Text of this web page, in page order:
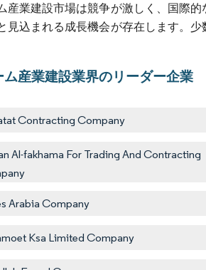
産業建設市場は競争が激しく、国際
見込まれる成長機会が存在します。
ム産業建設業界のリーダー企業
Contracting Company
Al-fakhama For Trading And Contracting
Arabia Company
Ksa Limited Company